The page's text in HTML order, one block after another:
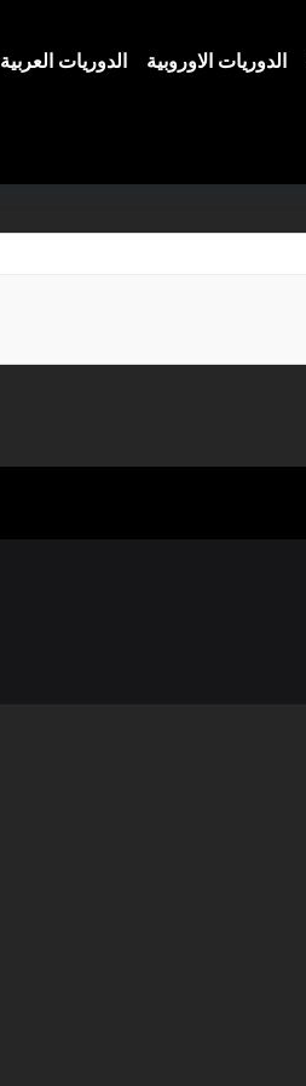
الدوريات الاوروبية الدوريات العربية